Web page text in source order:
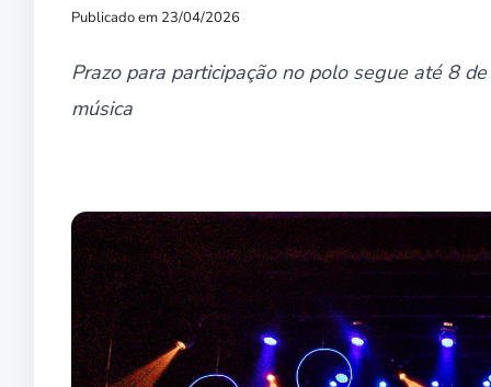
Publicado em 23/04/2026
Prazo para participação no polo segue até 8
música